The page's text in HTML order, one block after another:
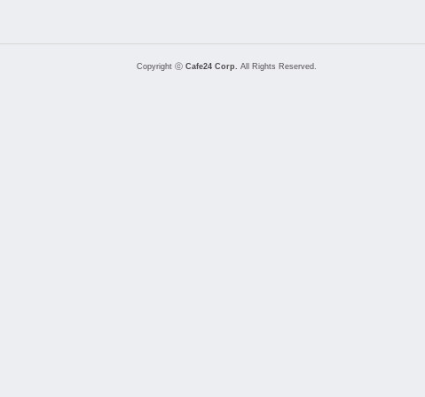
Copyright ⓒ Cafe24 Corp. All Rights Reserved.